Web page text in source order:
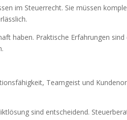
im Steuerrecht. Sie müssen
haben. Praktische Erfahrungen sind
Teamgeist und
sind entscheidend.